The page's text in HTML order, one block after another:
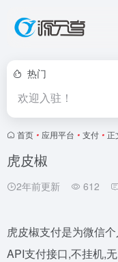
热门
欢迎入驻！
首页 • 应用平台 • 支付 • 正
虎皮椒
2年前更新 612
虎皮椒支付是为微信
API支付接口,不挂机,